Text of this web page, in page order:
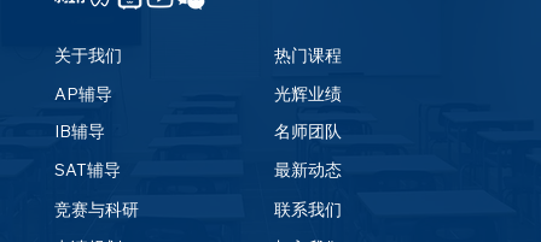
关于我们
AP辅导
IB辅导
SAT辅导
竞赛与科研
热门课程
光辉业绩
名师团队
最新动态
联系我们